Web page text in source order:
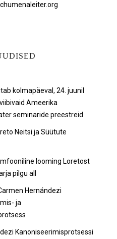
kolmapäeval, 24. juunil
Ameerika
seminaride preestreid
Neitsi ja Süütute
looming Loretost
pilgu all
Hernándezi
ja
Kanoniseerimisprotsessi